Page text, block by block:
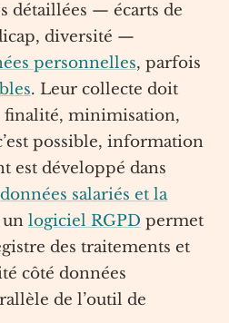
détaillées — écarts de
diversité —
personnelles, parfois
. Leur collecte doit
finalité, minimisation,
possible, information
est développé dans
données salariés et la
un logiciel RGPD permet
des traitements et
côté données
de l’outil de